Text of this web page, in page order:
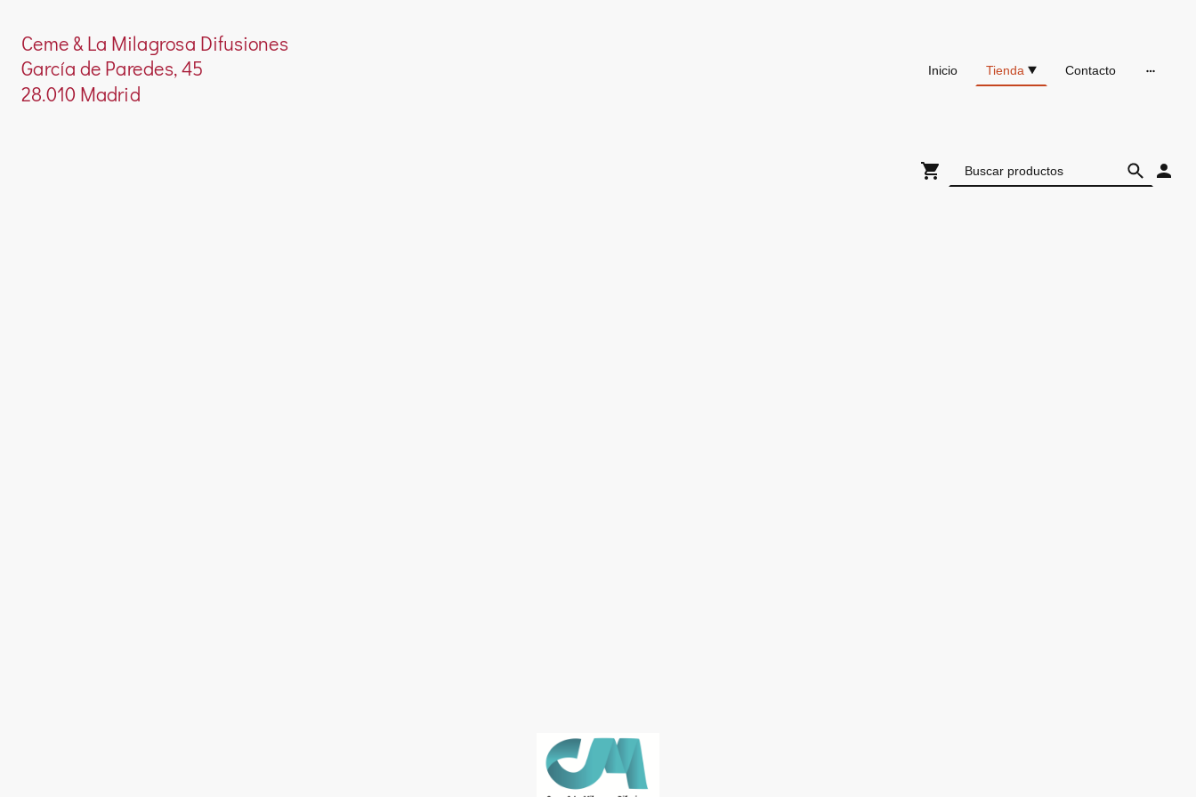
Ceme & La Milagrosa Difusiones
García de Paredes, 45
28.010 Madrid
Inicio Tienda Contacto